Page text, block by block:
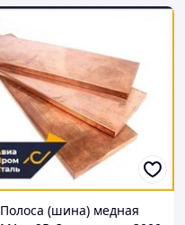
Полоса (шина) медная